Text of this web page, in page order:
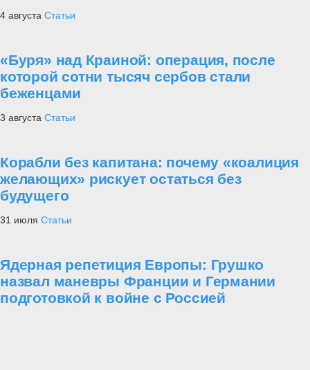
4 августа Статьи
«Буря» над Краиной: операция, после
которой сотни тысяч сербов стали
беженцами
3 августа Статьи
Корабли без капитана: почему «коалиция
желающих» рискует остаться без
будущего
31 июля Статьи
Ядерная репетиция Европы: Грушко
назвал маневры Франции и Германии
подготовкой к войне с Россией